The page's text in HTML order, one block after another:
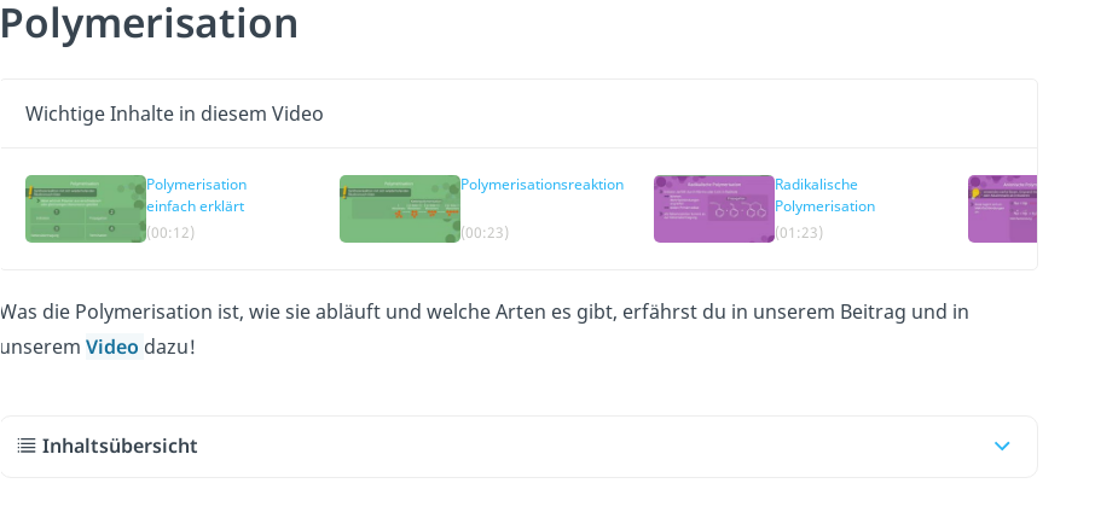
Polymerisation
Wichtige Inhalte in diesem Video
Polymerisation
einfach erklärt
(00:12)
Polymerisationsreaktion
(00:23)
Radikalische
Polymerisation
(01:23)
Was die Polymerisation ist, wie sie abläuft und welche Arten es gibt, erfährst du in unserem Beitrag und in
unserem Video dazu!
Inhaltsübersicht